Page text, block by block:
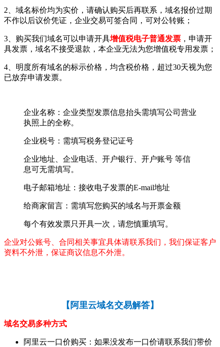
2、域名标价均为实价，请确认购买后再联系，域名报价过期
不作以后议价凭证，企业交易可签合同，可对公转账；
3、购买我们域名可以申请开具增值税电子普通发票 ，申请开
具发票，域名不接受退款，本企业无法为您增值税专用发票；
4、明度所有域名的标示价格，均含税价格，超过30天视为您
已放弃申请发票。
企业名称：企业类型发票信息抬头需填写公司营业
执照上的全称。
企业税号：需填写税务登记证号
企业地址、企业电话、开户银行、开户账号 等信
息可无需填写。
电子邮箱地址：接收电子发票的E-mail地址
给商家留言：需填写您购买的域名与开票金额
每个有效发票只开具一次，请您慎重填写。
企业对公账号、合同相关事宜具体请联系我们，我们保证客户
资料不外泄，保证商议信息不外泄。
【 阿里云域名交易解答】
域名交易多种方式
阿里云一口价购买：如果没发布一口价请联系我们带价